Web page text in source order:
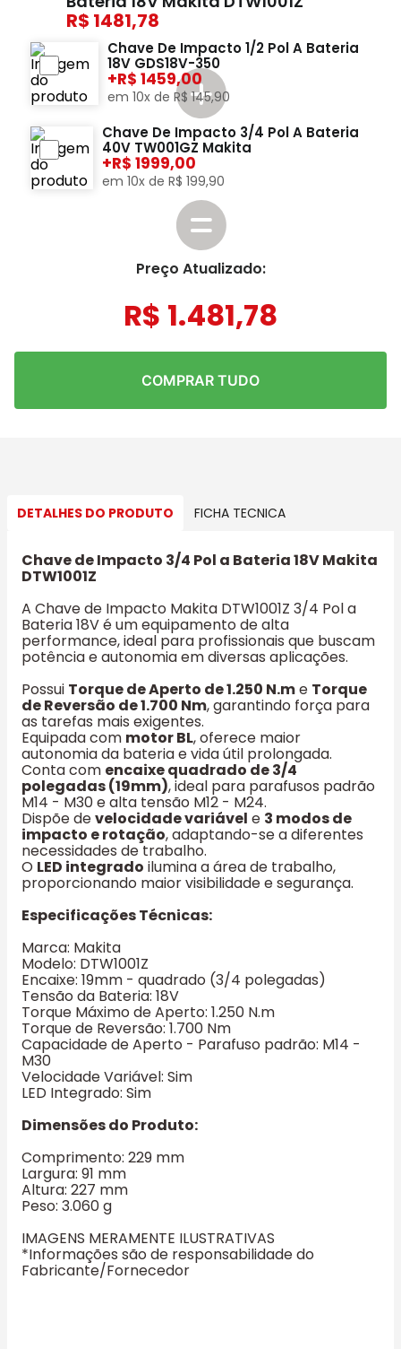
1481,78
Chave De Impacto 1/2 Pol A Bateria
18V GDS18V-350
+ 1459,00
em 10x de R$ 145,90
Chave De Impacto 3/4 Pol A Bateria
40V TW001GZ Makita
+ 1999,00
em 10x de R$ 199,90
Preço Atualizado:
R$ 1.481,78
COMPRAR TUDO
DETALHES DO PRODUTO FICHA TECNICA
Chave de Impacto 3/4 Pol a Bateria 18V Makita
DTW1001Z
A Chave de Impacto Makita DTW1001Z 3/4 Pol a
Bateria 18V é um equipamento de alta
performance, ideal para profissionais que buscam
potência e autonomia em diversas aplicações.
Possui Torque de Aperto de 1.250 N.me Torque
de Reversão de 1.700 Nm, garantindo força para
as tarefas mais exigentes.
Equipada com motor BL, oferece maior
autonomia da bateria e vida útil prolongada.
Conta com encaixe quadrado de 3/4
polegadas (19mm), ideal para parafusos padrão
M14 - M30 e alta tensão M12 - M24.
Dispõe develocidade variável e 3 modos de
impacto e rotação, adaptando-se a diferentes
necessidades de trabalho.
O LED integrado ilumina a área de trabalho,
proporcionando maior visibilidade e segurança.
Especificações Técnicas:
Marca: Makita
Modelo: DTW1001Z
Encaixe: 19mm - quadrado (3/4 polegadas)
Tensão da Bateria: 18V
Torque Máximo de Aperto: 1.250 N.m
Torque de Reversão: 1.700 Nm
Capacidade de Aperto - Parafuso padrão: M14 -
M30
Velocidade Variável: Sim
LED Integrado: Sim
Dimensões do Produto:
Comprimento: 229 mm
Largura: 91 mm
Altura: 227 mm
Peso: 3.060 g
IMAGENS MERAMENTE ILUSTRATIVAS
*Informações são de responsabilidade do
Fabricante/Fornecedor